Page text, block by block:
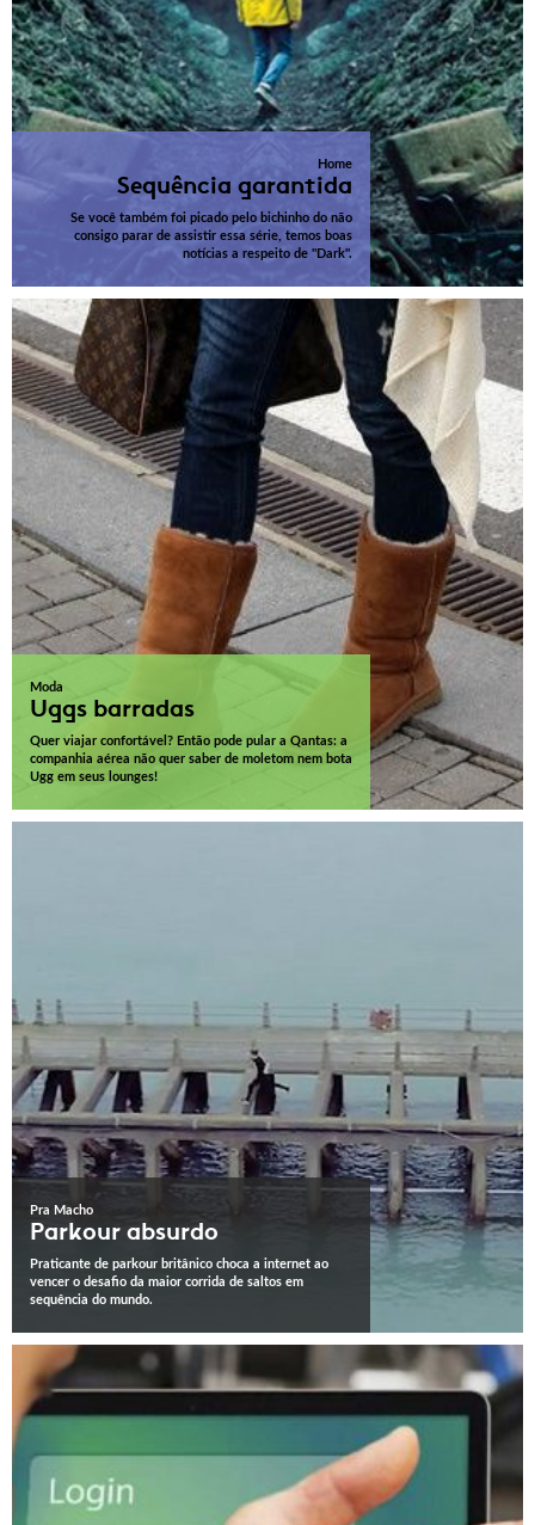
Home
Sequência garantida
Se você também foi picado pelo bichinho do não
consigo parar de assistir essa série, temos boas
notícias a respeito de "Dark".
Moda
Uggs barradas
Quer viajar confortável? Então pode pular a Qantas: a
companhia aérea não quer saber de moletom nem bota
Ugg em seus lounges!
Pra Macho
Parkour absurdo
Praticante de parkour britânico choca a internet ao
vencer o desafio da maior corrida de saltos em
sequência do mundo.